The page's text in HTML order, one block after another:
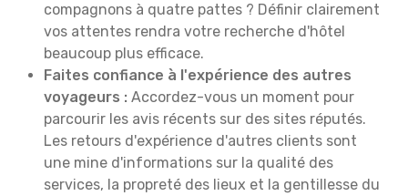
compagnons à quatre pattes ? Définir clairement
vos attentes rendra votre recherche d'hôtel
beaucoup plus efficace.
Faites confiance à l'expérience des autres
voyageurs : Accordez-vous un moment pour
parcourir les avis récents sur des sites réputés.
Les retours d'expérience d'autres clients sont
une mine d'informations sur la qualité des
services, la propreté des lieux et la gentillesse du